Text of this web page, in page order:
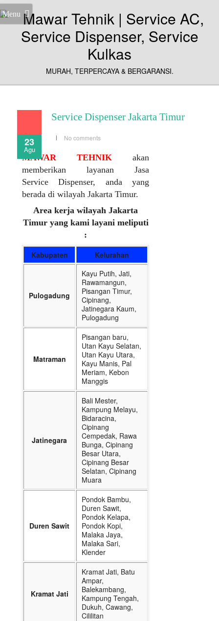
Menu
MURAH, TERPERCAYA & BERGARANSI.
23
Agu
Service Dispenser Jakarta Timur
No comments
MAWAR TEHNIK akan
memberikan layanan Jasa
Service Dispenser, anda yang
berada di wilayah Jakarta Timur.
Area kerja wilayah Jakarta
Timur yang kami layani meliputi
:
Kabupaten Kelurahan
Pulogadung
Kayu Putih, Jati,
Rawamangun,
Pisangan Timur,
Cipinang,
Jatinegara Kaum,
Pulogadung
Matraman
Pisangan baru,
Utan Kayu Selatan,
Utan Kayu Utara,
Kayu Manis, Pal
Meriam, Kebon
Manggis
Jatinegara
Bali Mester,
Kampung Melayu,
Bidaracina,
Cipinang
Cempedak, Rawa
Bunga, Cipinang
Besar Utara,
Cipinang Besar
Selatan, Cipinang
Muara
Duren Sawit
Pondok Bambu,
Duren Sawit,
Pondok Kelapa,
Pondok Kopi,
Malaka Jaya,
Malaka Sari,
Klender
Kramat Jati
Kramat Jati, Batu
Ampar,
Balekambang,
Kampung Tengah,
Dukuh, Cawang,
Cililitan